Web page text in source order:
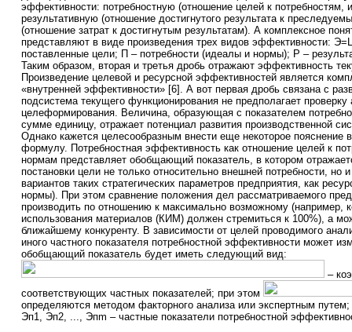
эффективности: потребностную (отношение целей к
результативную (отношение достигнутого результата к
(отношение затрат к достигнутым результатам). А комплексное
представляют в виде произведения трех видов эффективности:
поставленные цели; П – потребности (идеалы и нормы); Р –
Таким образом, вторая и третья дробь отражают эффективность
Произведение целевой и ресурсной эффективностей является
«внутренней эффективности» [6]. А вот первая дробь связана с
подсистема текущего функционирования не предполагает проверку
целеформирования. Величина, образующая с показателем
сумме единицу, отражает потенциал развития производственной
Однако кажется целесообразным внести еще некоторое пояснение
формулу. Потребностная эффективность как отношение целей к
нормам представляет обобщающий показатель, в котором
постановки цели не только относительно внешней потребности, но
вариантов таких стратегических параметров предприятия, как
нормы). При этом сравнение положения дел рассматриваемого
производить по отношению к максимально возможному (например,
использования материалов (КИМ) должен стремиться к 100%), а
ближайшему конкуренту. В зависимости от целей проводимого
иного частного показателя потребностной эффективности может
обобщающий показатель будет иметь следующий вид:
–
соответствующих частных показателей; при этом
определяются методом факторного анализа или экспертным путем;
Эп1, Эп2, ..., Эпm – частные показатели потребностной